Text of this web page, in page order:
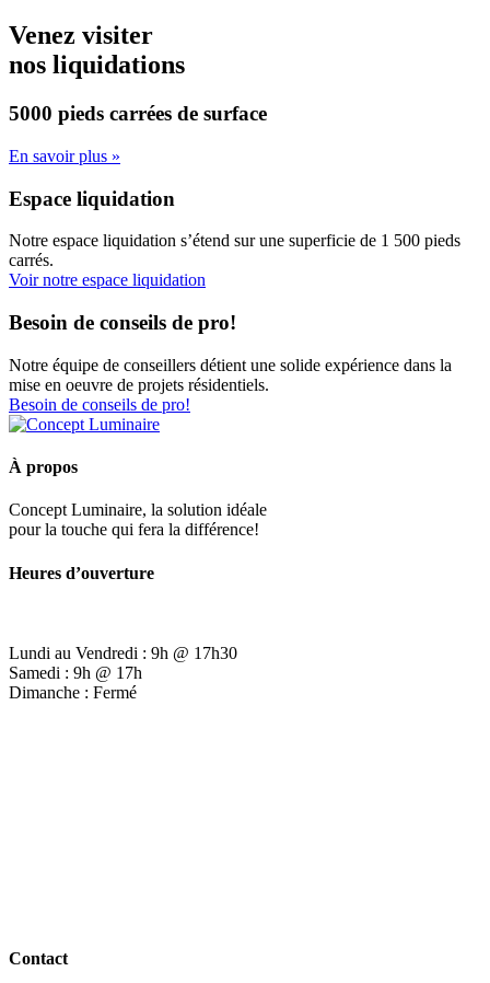
Venez visiter
nos liquidations
5000 pieds carrées de surface
En savoir plus »
Espace liquidation
Notre espace liquidation s’étend sur une superficie de 1 500 pieds
carrés.
Voir notre espace liquidation
Besoin de conseils de pro!
Notre équipe de conseillers détient une solide expérience dans la
mise en oeuvre de projets résidentiels.
Besoin de conseils de pro!
À propos
Concept Luminaire, la solution idéale
pour la touche qui fera la différence!
Heures d’ouverture
Lundi au Vendredi : 9h @ 17h30
Samedi : 9h @ 17h
Dimanche : Fermé
Contact